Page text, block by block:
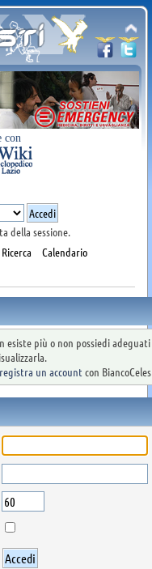
con
della sessione.
Ricerca
Calendario
esiste più o non possiedi
registra un account con